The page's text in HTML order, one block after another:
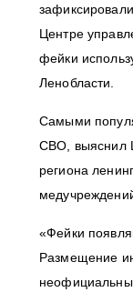
Центре
фейки
Ленобласти.
Самыми
СВО, выяснил
региона
«Фейки
Размещение